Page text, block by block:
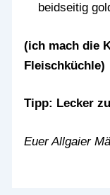
beidseitig
(ich mach die
Fleischküchle)
Tipp: Lecker
Euer Allgaier